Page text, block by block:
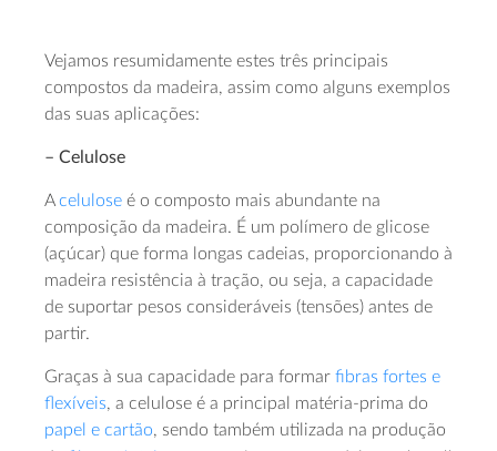
Vejamos resumidamente estes três principais
compostos da madeira, assim como alguns exemplos
das suas aplicações:
– Celulose
Acelulose é o composto mais abundante na
composição da madeira. É um polímero de glicose
(açúcar) que forma longas cadeias, proporcionando à
madeira resistência à tração, ou seja, a capacidade
de suportar pesos consideráveis (tensões) antes de
partir.
Graças à sua capacidade para formar fibras fortes e
flexíveis, a celulose é a principal matéria-prima do
papel e cartão, sendo também utilizada na produção